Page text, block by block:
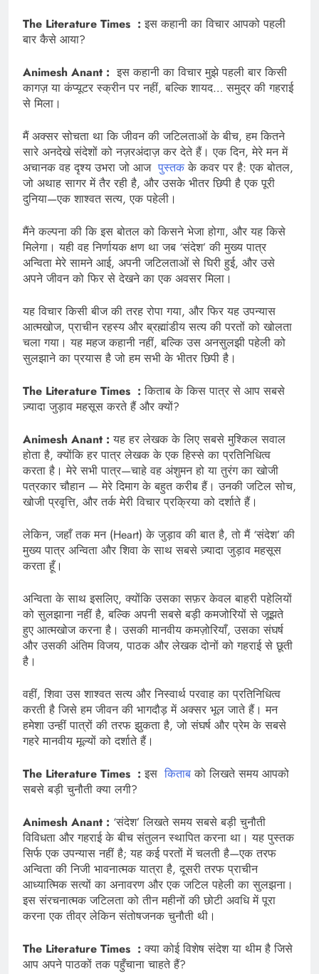
The Literature Times : इस कहानी का विचार आपको पहली
बार कैसे आया?
Animesh Anant :इस कहानी का विचार मुझे पहली बार किसी
कागज़ या कंप्यूटर स्क्रीन पर नहीं, बल्कि शायद… समुद्र की गहराई
से मिला।
मैं अक्सर सोचता था कि जीवन की जटिलताओं के बीच, हम कितने
सारे अनदेखे संदेशों को नज़रअंदाज़ कर देते हैं। एक दिन, मेरे मन में
अचानक वह दृश्य उभरा जो आज पुस्तकके कवर पर है: एक बोतल,
जो अथाह सागर में तैर रही है, और उसके भीतर छिपी है एक पूरी
दुनिया—एक शाश्वत सत्य, एक पहेली।
मैंने कल्पना की कि इस बोतल को किसने भेजा होगा, और यह किसे
मिलेगा। यही वह निर्णायक क्षण था जब ‘संदेश’ की मुख्य पात्र
अन्विता मेरे सामने आई, अपनी जटिलताओं से घिरी हुई, और उसे
अपने जीवन को फिर से देखने का एक अवसर मिला।
यह विचार किसी बीज की तरह रोपा गया, और फिर यह उपन्यास
आत्मखोज, प्राचीन रहस्य और ब्रह्मांडीय सत्य की परतों को खोलता
चला गया। यह महज कहानी नहीं, बल्कि उस अनसुलझी पहेली को
सुलझाने का प्रयास है जो हम सभी के भीतर छिपी है।
The Literature Times : किताब के किस पात्र से आप सबसे
ज़्यादा जुड़ाव महसूस करते हैं और क्यों?
Animesh Anant :यह हर लेखक के लिए सबसे मुश्किल सवाल
होता है, क्योंकि हर पात्र लेखक के एक हिस्से का प्रतिनिधित्व
करता है। मेरे सभी पात्र—चाहे वह अंशुमन हो या तुरंग का खोजी
पत्रकार चौहान — मेरे दिमाग के बहुत करीब हैं। उनकी जटिल सोच,
खोजी प्रवृत्ति, और तर्क मेरी विचार प्रक्रिया को दर्शाते हैं।
लेकिन, जहाँ तक मन (Heart) के जुड़ाव की बात है, तो मैं ‘संदेश’ की
मुख्य पात्र अन्विता और शिवा के साथ सबसे ज़्यादा जुड़ाव महसूस
करता हूँ।
अन्विता के साथ इसलिए, क्योंकि उसका सफ़र केवल बाहरी पहेलियों
को सुलझाना नहीं है, बल्कि अपनी सबसे बड़ी कमजोरियों से जूझते
हुए आत्मखोज करना है। उसकी मानवीय कमज़ोरियाँ, उसका संघर्ष
और उसकी अंतिम विजय, पाठक और लेखक दोनों को गहराई से छूती
है।
वहीं, शिवा उस शाश्वत सत्य और निस्वार्थ परवाह का प्रतिनिधित्व
करती है जिसे हम जीवन की भागदौड़ में अक्सर भूल जाते हैं। मन
हमेशा उन्हीं पात्रों की तरफ झुकता है, जो संघर्ष और प्रेम के सबसे
गहरे मानवीय मूल्यों को दर्शाते हैं।
The Literature Times : इस किताबको लिखते समय आपको
सबसे बड़ी चुनौती क्या लगी?
Animesh Anant : ‘संदेश’ लिखते समय सबसे बड़ी चुनौती
विविधता और गहराई के बीच संतुलन स्थापित करना था। यह पुस्तक
सिर्फ एक उपन्यास नहीं है; यह कई परतों में चलती है—एक तरफ
अन्विता की निजी भावनात्मक यात्रा है, दूसरी तरफ प्राचीन
आध्यात्मिक सत्यों का अनावरण और एक जटिल पहेली का सुलझना।
इस संरचनात्मक जटिलता को तीन महीनों की छोटी अवधि में पूरा
करना एक तीव्र लेकिन संतोषजनक चुनौती थी।
The Literature Times : क्या कोई विशेष संदेश या थीम है जिसे
आप अपने पाठकों तक पहुँचाना चाहते हैं?